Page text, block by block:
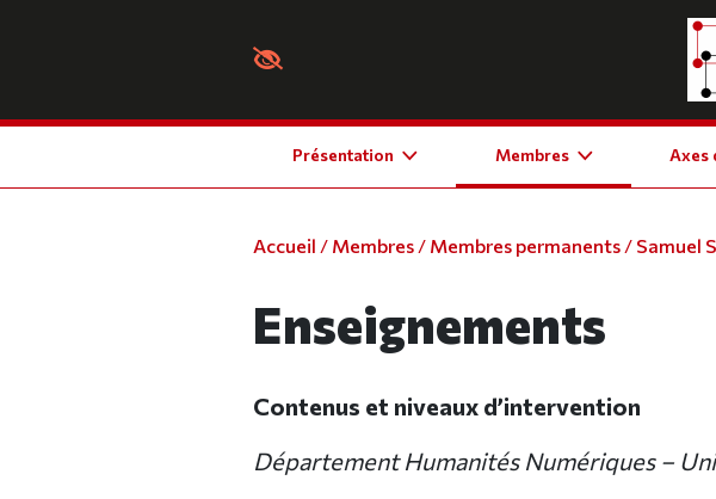
Présentation Membres Axes
Accueil / Membres / Membres permanents / Samuel
Enseignements
Contenus et niveaux d’intervention
Département Humanités Numériques –